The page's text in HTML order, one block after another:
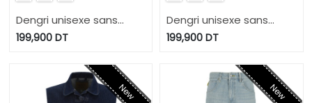
Dengri unisexe sans
manche KEHNA
199,900DT
Dengri unisexe sans
manche KEHNA
199,900 DT
New New